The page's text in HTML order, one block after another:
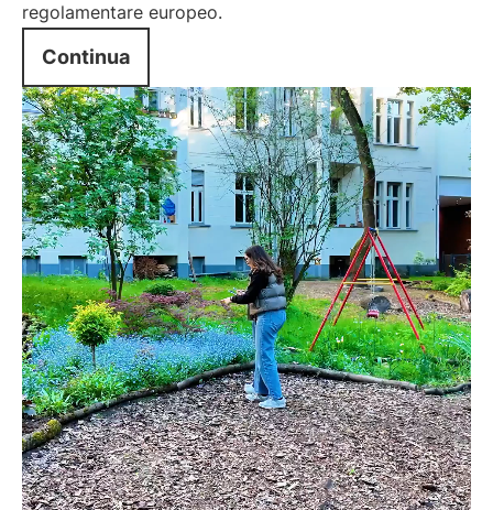
regolamentare europeo.
Continua